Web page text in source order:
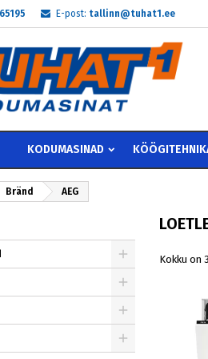
E-post: tallinn@tuhat1.ee
KODUMASINAD
Bränd AEG
Kokku on